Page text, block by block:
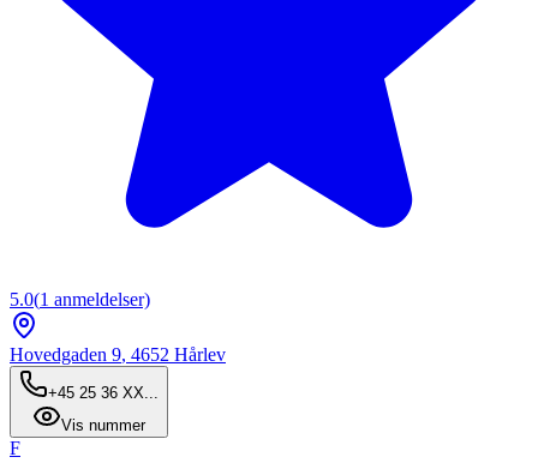
5.0(1 anmeldelser)
Hovedgaden 9, 4652 Hårlev
+45 25 36 XX...
Vis nummer
F